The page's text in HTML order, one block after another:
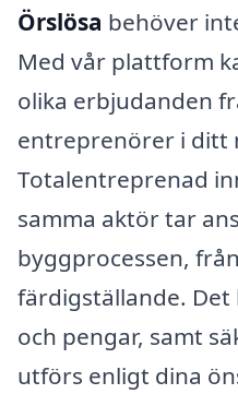
Örslösa behöver
Med vår plattform
olika erbjudanden
entreprenörer i ditt
Totalentreprenad
samma aktör tar
byggprocessen,
färdigställande. Det
och pengar, samt
utförs enligt dina